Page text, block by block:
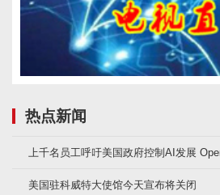
热点新闻
上千名员工呼吁美国政府控制AI发展
美国驻科威特大使馆今天宣布将关闭